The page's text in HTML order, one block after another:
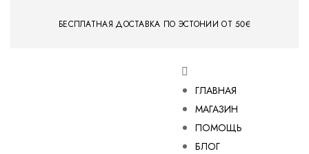
БЕСПЛАТНАЯ ДОСТАВКА ПО ЭСТОНИИ ОТ 50€
ГЛАВНАЯ
МАГАЗИН
ПОМОЩЬ
БЛОГ